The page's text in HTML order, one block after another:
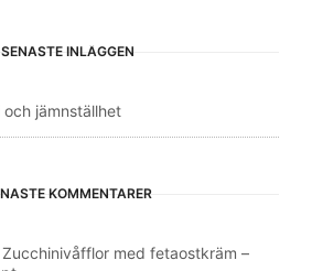
SENASTE INLÄGGEN
jämnställhet
KOMMENTARER
Zucchinivåfflor med fetaostkräm –